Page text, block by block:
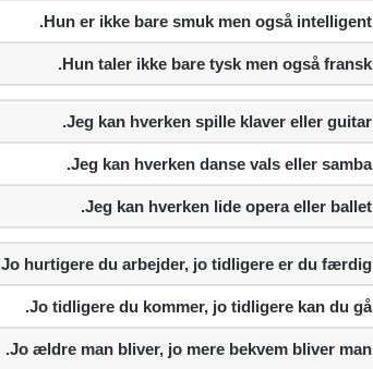
Hun er ikke bare smuk men også intelligent.
Hun taler ikke bare tysk men også fransk.
Jeg kan hverken spille klaver eller guitar.
Jeg kan hverken danse vals eller samba.
Jeg kan hverken lide opera eller ballet.
Jo hurtigere du arbejder, jo tidligere er du færdig.
Jo tidligere du kommer, jo tidligere kan du gå.
Jo ældre man bliver, jo mere bekvem bliver man.